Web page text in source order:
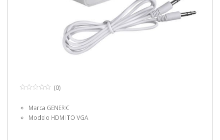
u
o
(0)
Marca GENERIC
Modelo HDMI TO VGA